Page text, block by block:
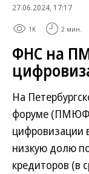
27.06.2024, 17:17
1K 2 мин.
ФНС на
На
форуме
цифровизации
низкую долю
кредиторов (в